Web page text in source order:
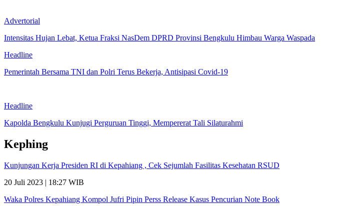
Advertorial
Intensitas Hujan Lebat, Ketua Fraksi NasDem DPRD Provinsi Bengkulu Himbau Warga Waspada
Headline
Pemerintah Bersama TNI dan Polri Terus Bekerja, Antisipasi Covid-19
Headline
Kapolda Bengkulu Kunjugi Perguruan Tinggi, Mempererat Tali Silaturahmi
Kephing
Kunjungan Kerja Presiden RI di Kepahiang , Cek Sejumlah Fasilitas Kesehatan RSUD
20 Juli 2023 | 18:27 WIB
Waka Polres Kepahiang Kompol Jufri Pipin Perss Release Kasus Pencurian Note Book